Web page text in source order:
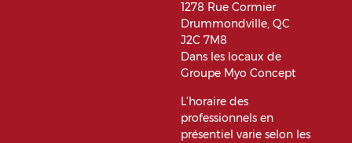
1278 Rue Cormier
Drummondville, QC
J2C 7M8
Dans les locaux de
Groupe Myo Concept
L’horaire des
professionnels en
présentiel varie selon les